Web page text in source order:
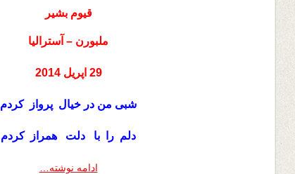
قیوم بشیر
ملبورن – آسترالیا
29 اپریل 2014
شبی من در خیال پرواز کردم
دلم را با دلت همراز کردم
ادامه نوشته…